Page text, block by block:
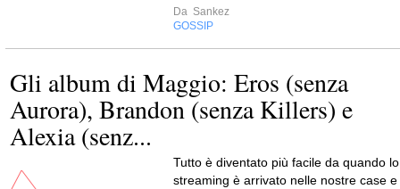
Da Sankez
GOSSIP
Gli album di Maggio: Eros (senza
Aurora), Brandon (senza Killers) e
Alexia (senz...
Tutto è diventato più facile da quando lo
streaming è arrivato nelle nostre case e